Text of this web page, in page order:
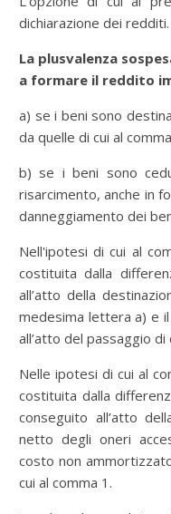
dichiarazione dei redditi.
La plusvalenza
a formare il reddito
a) se i beni sono
da quelle di cui al
b) se i beni sono
risarcimento, anche in
danneggiamento dei
Nell'ipotesi di cui al
costituita dalla
all’atto della
medesima lettera a) e
all’atto del passaggio di
Nelle ipotesi di cui al
costituita dalla
conseguito all’atto
netto degli oneri
costo non
cui al comma 1.